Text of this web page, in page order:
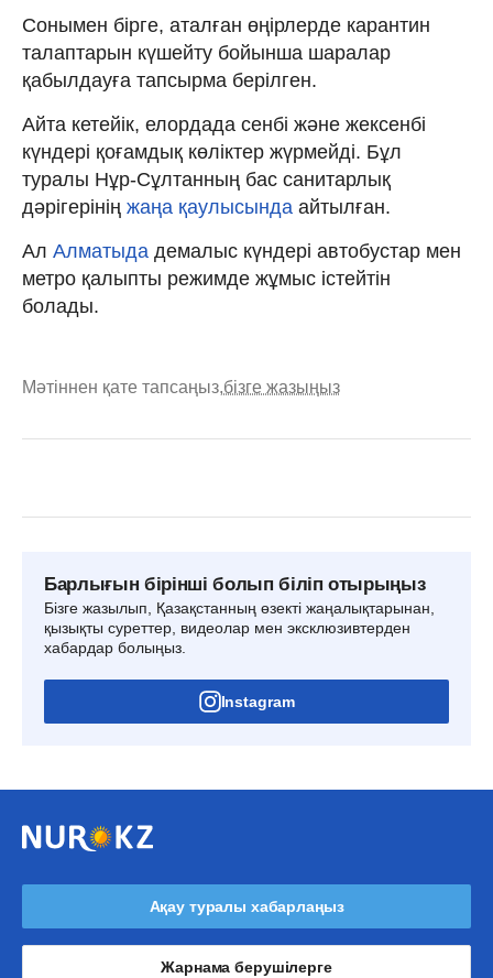
Сонымен бірге, аталған өңірлерде карантин
талаптарын күшейту бойынша шаралар
қабылдауға тапсырма берілген.
Айта кетейік, елордада сенбі және жексенбі
күндері қоғамдық көліктер жүрмейді. Бұл
туралы Нұр-Сұлтанның бас санитарлық
дәрігерінің жаңа қаулысында айтылған.
Ал Алматыда демалыс күндері автобустар мен
метро қалыпты режимде жұмыс істейтін
болады.
Мәтіннен қате тапсаңыз,бізге жазыңыз
Барлығын бірінші болып біліп отырыңыз
Бізге жазылып, Қазақстанның өзекті жаңалықтарынан,
қызықты суреттер, видеолар мен эксклюзивтерден
хабардар болыңыз.
Instagram
Ақау туралы хабарлаңыз
Жарнама берушілерге